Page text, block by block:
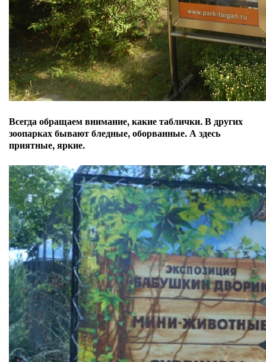
Всегда обращаем внимание, какие таблички. В других
зоопарках бывают бледные, оборванные. А здесь
приятные, яркие.